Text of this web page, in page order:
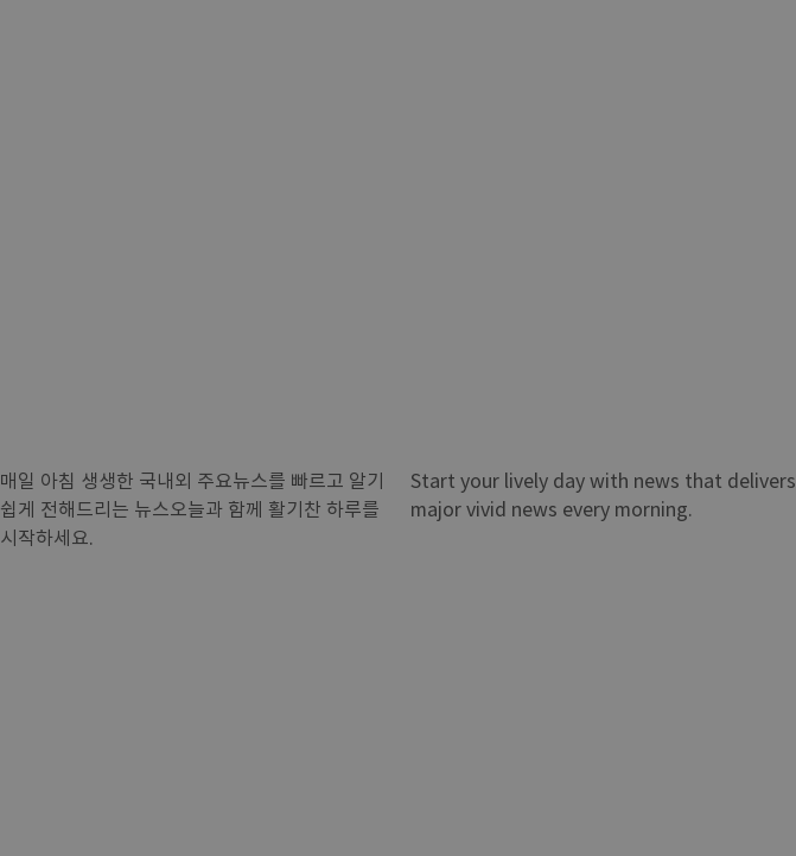
매일 아침 생생한 국내외 주요뉴스를 빠르고 알기
쉽게 전해드리는 뉴스오늘과 함께 활기찬 하루를
시작하세요.
Start your lively day with news that delivers
major vivid news every morning.